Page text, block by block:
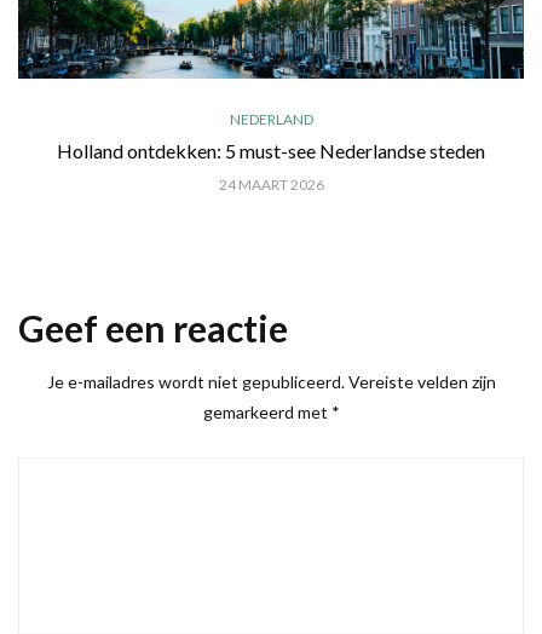
NEDERLAND
Holland ontdekken: 5 must-see Nederlandse steden
24 MAART 2026
Geef een reactie
Je e-mailadres wordt niet gepubliceerd. Vereiste velden zijn
gemarkeerd met *